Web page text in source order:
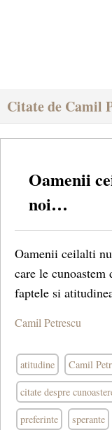
Citate de Camil
Oamenii
noi…
Oamenii ceilalti
care le
faptele si
Camil Petrescu
atitudine Camil
citate despre
preferinte sperante